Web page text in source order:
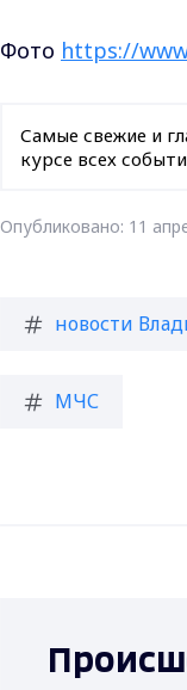
Фото https://
Самые свежие и
курсе всех
Опубликовано: 11
новости
МЧС